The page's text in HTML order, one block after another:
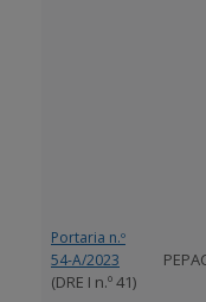
Portaria n.º
54-A/2023
(DRE I n.º 41)